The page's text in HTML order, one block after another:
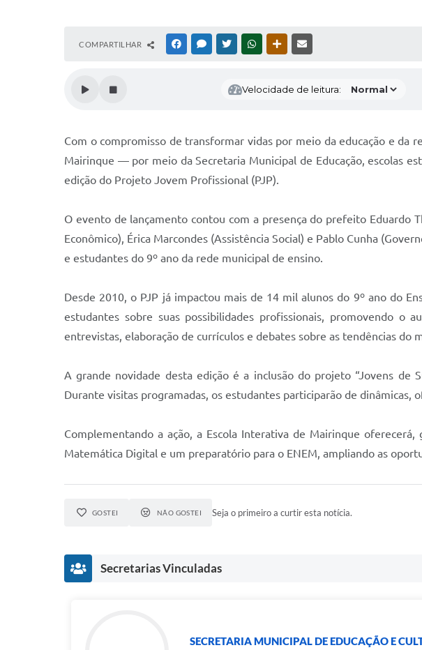
COMPARTILHAR FACEBOOKMESSENGER
TWITTERWHATSAPPOUTRAS MÍDIAS
Velocidade de leitura:
Com o compromisso de transformar vidas por meio da educação e da
Mairinque — por meio da Secretaria Municipal de Educação, escolas
edição do Projeto Jovem Profissional (PJP).
O evento de lançamento contou com a presença do prefeito Eduardo
Econômico), Érica Marcondes (Assistência Social) e Pablo Cunha
e estudantes do 9º ano da rede municipal de ensino.
Desde 2010, o PJP já impactou mais de 14 mil alunos do 9º ano do
estudantes sobre suas possibilidades profissionais, promovendo o
entrevistas, elaboração de currículos e debates sobre as tendências do
A grande novidade desta edição é a inclusão do projeto “Jovens de
Durante visitas programadas, os estudantes participarão de dinâmicas,
Complementando a ação, a Escola Interativa de Mairinque
Matemática Digital e um preparatório para o ENEM, ampliando as
GOSTEI NÃO GOSTEI Seja o primeiro a curtir esta notícia.
Secretarias Vinculadas
SECRETARIA MUNICIPAL DE EDUCAÇÃO E